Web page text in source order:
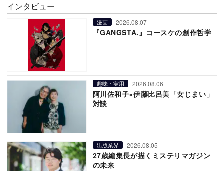
インタビュー
漫画 2026.08.07
『GANGSTA.』コースケの創作哲学
趣味・実用 2026.08.06
阿川佐和子×伊藤比呂美「女じまい」
対談
出版業界 2026.08.05
27歳編集長が描くミステリマガジン
の未来